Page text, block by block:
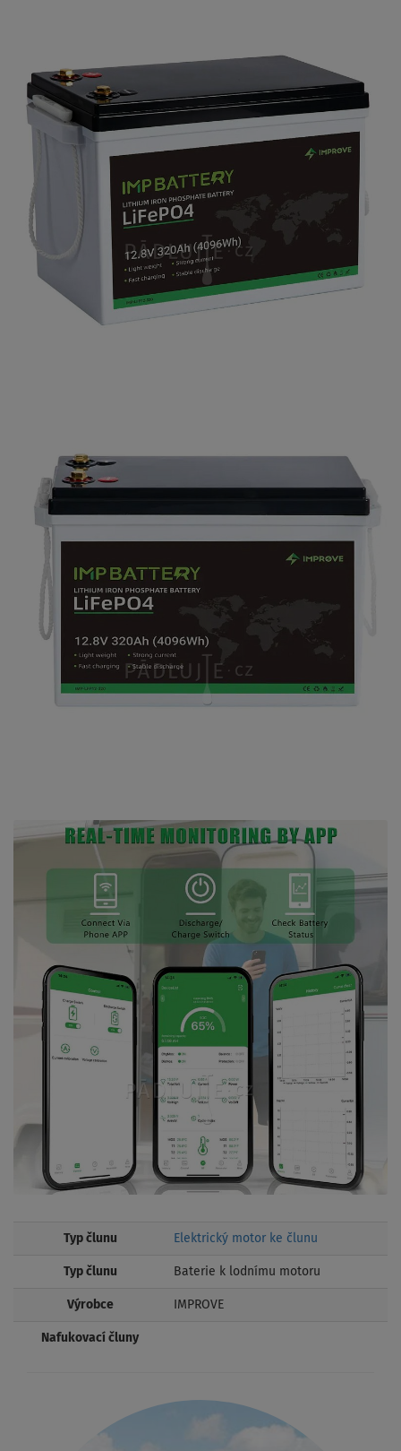
Typ člunu Elektrický motor ke člunu
Typ člunu Baterie k lodnímu motoru
Výrobce IMPROVE
Nafukovací čluny